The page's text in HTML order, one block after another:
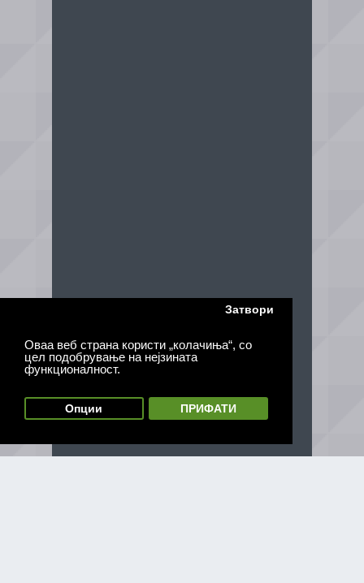
Оваа веб страна користи „колачиња“, со
цел подобрување на нејзината
функционалност.
Затвори
Опции ПРИФАТИ